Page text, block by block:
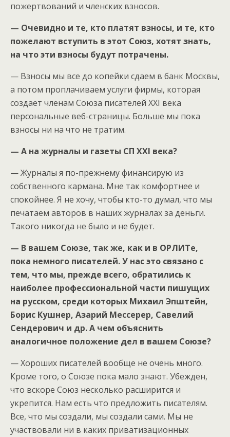
пожертвований и членских взносов.
— Очевидно и те, кто платят взносы, и те, кто
пожелают вступить в этот Союз, хотят знать,
на что эти взносы будут потрачены.
— Взносы мы все до копейки сдаем в банк Москвы,
а потом проплачиваем услуги фирмы, которая
создает членам Союза писателей ХХI века
персональные веб-страницы. Больше мы пока
взносы ни на что не тратим.
— А на журналы и газеты СП ХХI века?
— Журналы я по-прежнему финансирую из
собственного кармана. Мне так комфортнее и
спокойнее. Я не хочу, чтобы кто-то думал, что мы
печатаем авторов в наших журналах за деньги.
Такого никогда не было и не будет.
— В вашем Союзе, так же, как и в ОРЛИТе,
пока немного писателей. У нас это связано с
тем, что мы, прежде всего, обратились к
наиболее профессиональной части пишущих
на русском, среди которых Михаил Эпштейн,
Борис Кушнер, Азарий Мессерер, Савелий
Сендерович и др. А чем объяснить
аналогичное положение дел в вашем Союзе?
— Хороших писателей вообще не очень много.
Кроме того, о Союзе пока мало знают. Убежден,
что вскоре Союз несколько расширится и
укрепится. Нам есть что предложить писателям.
Все, что мы создали, мы создали сами. Мы не
участвовали ни в каких приватизационных